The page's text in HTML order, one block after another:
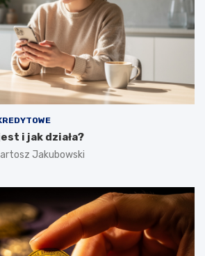
i jak działa?
Jakubowski